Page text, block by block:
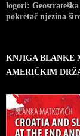
logori:
pokretač njezina
KNJIGA BLANKE
AMERIČKIM